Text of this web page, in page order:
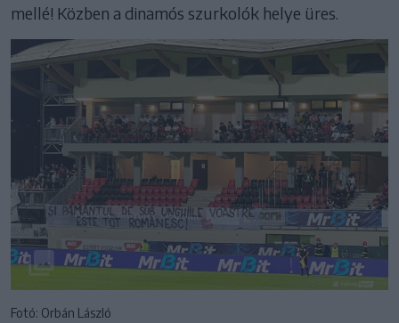
mellé! Közben a dinamós szurkolók helye üres.
Fotó: Orbán László